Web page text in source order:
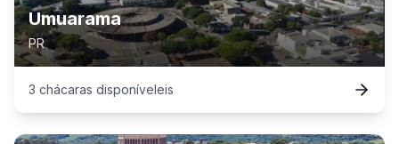
Umuarama
PR
3 chácaras disponíveleis